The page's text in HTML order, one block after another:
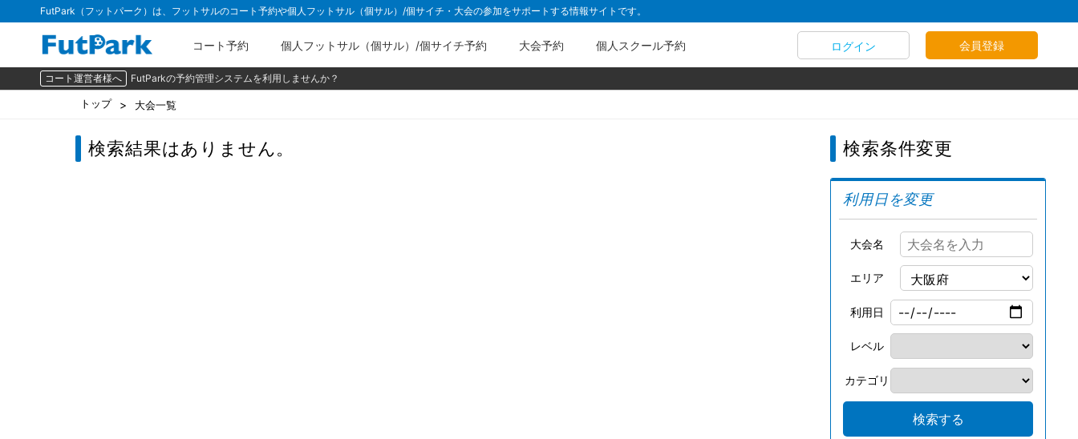
FutPark（フットパーク）は、フットサルのコート予約や個人フットサル（個サル）/個サイチ・大会の参加をサポートする情報サイトです。
コート予約 個人フットサル（個サル）/個サイチ予約 大会予約 個人スクール予約 ログイン 会員登録
コート運営者様へ FutParkの予約管理システムを利用しませんか？
トップ 大会一覧
検索条件変更
利用日を変更
大会名
エリア
利用日
レベル
カテゴリ
検索結果はありません。